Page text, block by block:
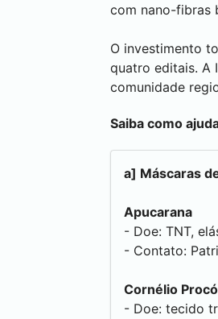
com nano-fibras
O investimento
quatro editais. A
comunidade
Saiba como
a] Máscaras
Apucarana
- Doe: TNT,
- Contato:
Cornélio
- Doe: tecido